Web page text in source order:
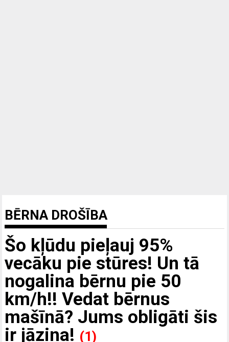
BĒRNA DROŠĪBA
Šo kļūdu pieļauj 95%
vecāku pie stūres! Un tā
nogalina bērnu pie 50
km/h!! Vedat bērnus
mašīnā? Jums obligāti šis
ir jāzina! (1)